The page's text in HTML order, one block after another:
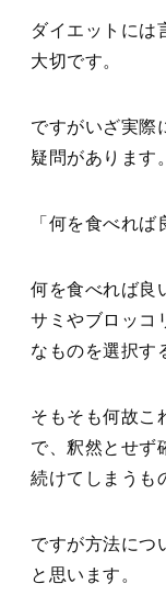
ダイエットには
大切です。
ですがいざ実際
疑問があります。
「何を食べれば
何を食べれば良
サミやブロッコ
なものを選択す
そもそも何故こ
で、釈然とせず
続けてしまうも
ですが方法につ
と思います。